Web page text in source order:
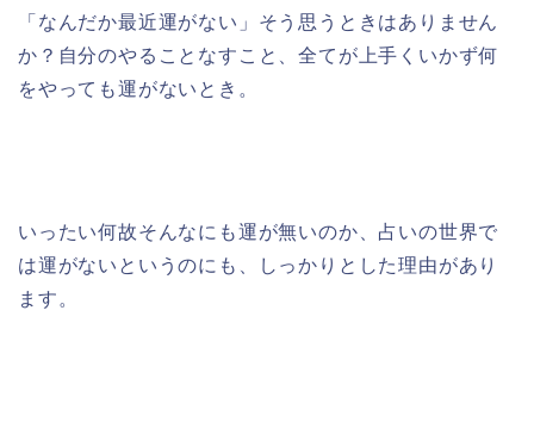
「なんだか最近運がない」そう思うときはありません
か？自分のやることなすこと、全てが上手くいかず何
をやっても運がないとき。
いったい何故そんなにも運が無いのか、占いの世界で
は運がないというのにも、しっかりとした理由があり
ます。